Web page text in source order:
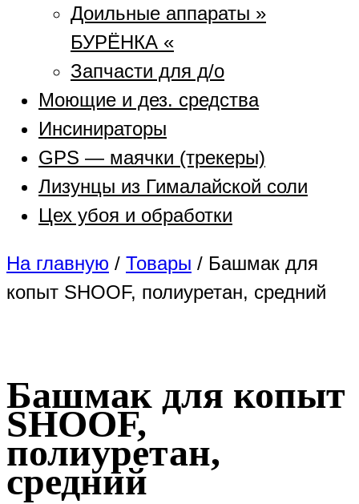
Доильные аппараты »
БУРЁНКА «
Запчасти для д/о
Моющие и дез. средства
Инсинираторы
GPS — маячки (трекеры)
Лизунцы из Гималайской соли
Цех убоя и обработки
На главную / Товары / Башмак для
копыт SHOOF, полиуретан, средний
Башмак для копыт
SHOOF,
полиуретан,
средний